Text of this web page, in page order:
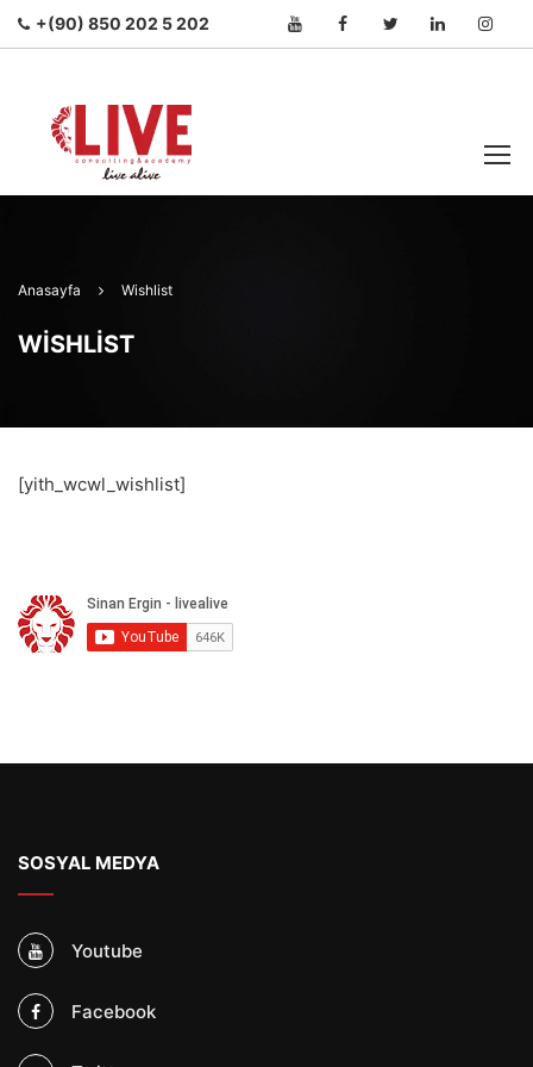
+(90) 850 202 5 202
Anasayfa Wishlist
WISHLIST
[yith_wcwl_wishlist]
SOSYAL MEDYA
Youtube
Facebook